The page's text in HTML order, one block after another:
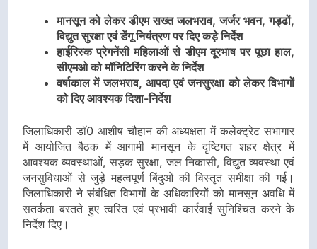
मानसून को लेकर डीएम सख्त जलभराव, जर्जर भवन, गड्ढों,
विद्युत सुरक्षा एवं डेंगू नियंत्रण पर दिए कड़े निर्देश
हाईरिस्क प्रेगनेंसी महिलाओं से डीएम दूरभाष पर पूछा हाल,
सीएमओ को मॉनिटिरिंग करने के निर्देश
वर्षाकाल में जलभराव, आपदा एवं जनसुरक्षा को लेकर विभागों
को दिए आवश्यक दिशा-निर्देश
जिलाधिकारी डॉ0 आशीष चौहान की अध्यक्षता में कलेक्ट्रेट सभागार
में आयोजित बैठक में आगामी मानसून के दृष्टिगत शहर क्षेत्र में
आवश्यक व्यवस्थाओं, सड़क सुरक्षा, जल निकासी, विद्युत व्यवस्था एवं
जनसुविधाओं से जुड़े महत्वपूर्ण बिंदुओं की विस्तृत समीक्षा की गई।
जिलाधिकारी ने संबंधित विभागों के अधिकारियों को मानसून अवधि में
सतर्कता बरतते हुए त्वरित एवं प्रभावी कार्रवाई सुनिश्चित करने के
निर्देश दिए।